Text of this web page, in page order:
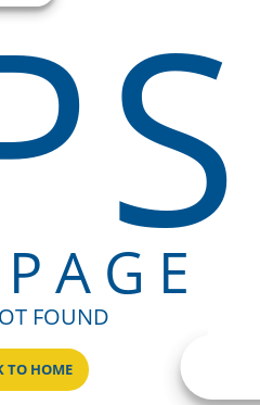
FOUND
TO HOME